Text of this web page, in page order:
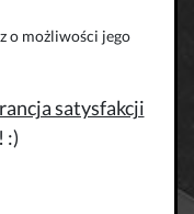
o możliwości jego
satysfakcji
:)